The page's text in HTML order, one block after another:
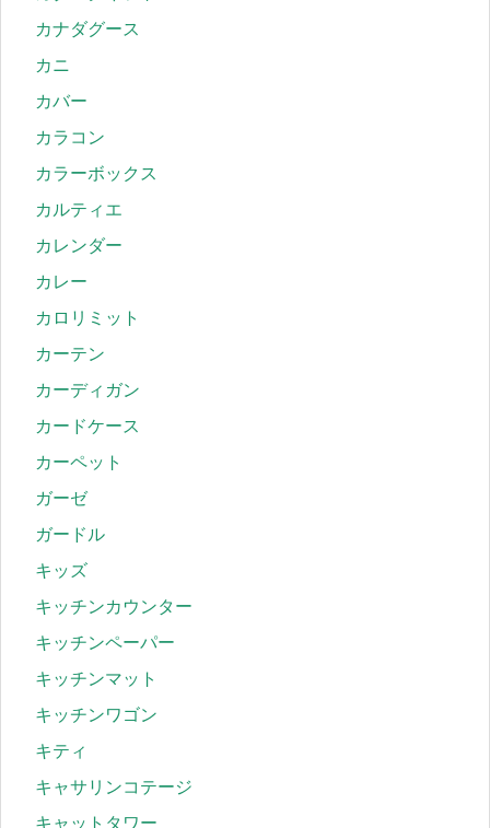
カナダグース
カニ
カバー
カラコン
カラーボックス
カルティエ
カレンダー
カレー
カロリミット
カーテン
カーディガン
カードケース
カーペット
ガーゼ
ガードル
キッズ
キッチンカウンター
キッチンペーパー
キッチンマット
キッチンワゴン
キティ
キャサリンコテージ
キャットタワー